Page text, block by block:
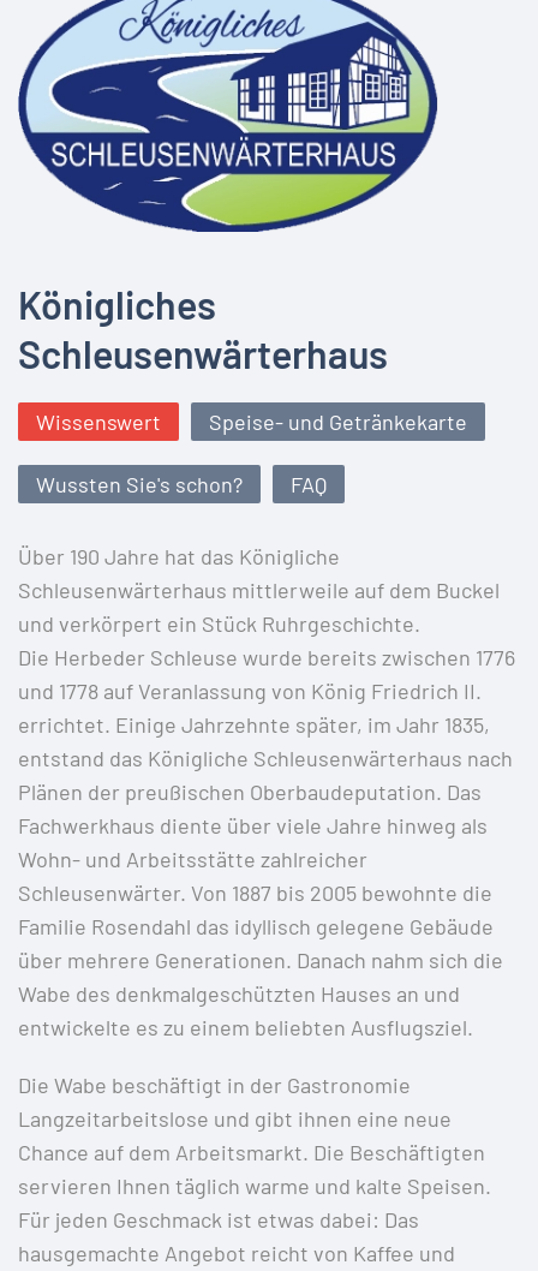
Königliches
Schleusenwärterhaus
Wissenswert Speise- und Getränkekarte
Wussten Sie's schon? FAQ
Über 190 Jahre hat das Königliche
Schleusenwärterhaus mittlerweile auf dem Buckel
und verkörpert ein Stück Ruhrgeschichte.
Die Herbeder Schleuse wurde bereits zwischen 1776
und 1778 auf Veranlassung von König Friedrich II.
errichtet. Einige Jahrzehnte später, im Jahr 1835,
entstand das Königliche Schleusenwärterhaus nach
Plänen der preußischen Oberbaudeputation. Das
Fachwerkhaus diente über viele Jahre hinweg als
Wohn- und Arbeitsstätte zahlreicher
Schleusenwärter. Von 1887 bis 2005 bewohnte die
Familie Rosendahl das idyllisch gelegene Gebäude
über mehrere Generationen. Danach nahm sich die
Wabe des denkmalgeschützten Hauses an und
entwickelte es zu einem beliebten Ausflugsziel.
Die Wabe beschäftigt in der Gastronomie
Langzeitarbeitslose und gibt ihnen eine neue
Chance auf dem Arbeitsmarkt. Die Beschäftigten
servieren Ihnen täglich warme und kalte Speisen.
Für jeden Geschmack ist etwas dabei: Das
hausgemachte Angebot reicht von Kaffee und